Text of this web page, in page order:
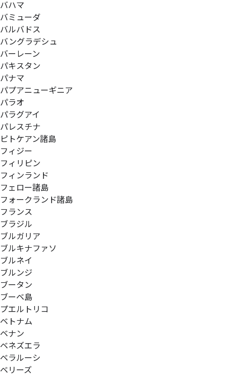
バハマ
バミューダ
バルバドス
バングラデシュ
バーレーン
パキスタン
パナマ
パプアニューギニア
パラオ
パラグアイ
パレスチナ
ピトケアン諸島
フィジー
フィリピン
フィンランド
フェロー諸島
フォークランド諸島
フランス
ブラジル
ブルガリア
ブルキナファソ
ブルネイ
ブルンジ
ブータン
ブーベ島
プエルトリコ
ベトナム
ベナン
ベネズエラ
ベラルーシ
ベリーズ